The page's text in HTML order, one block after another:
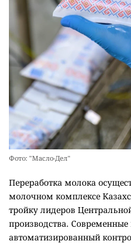
Фото: "Масло-Дел"
Переработка молока
молочном комплексе
тройку лидеров
производства.
автоматизированный